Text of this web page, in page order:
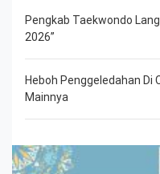
Pengkab Taekwondo
2026”
Heboh Penggeledahan Di
Mainnya